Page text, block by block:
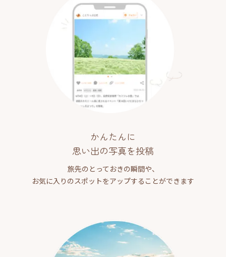
かんたんに
思い出の写真を投稿
旅先のとっておきの瞬間や、
お気に入りのスポットをアップすることができます